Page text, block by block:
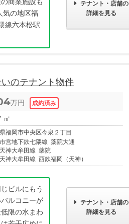
気の地区福
線六本松駅
テナント・店舗の
詳細を見る
のテナント物件
万円
㎡
福岡市中央区今泉２丁目
営地下鉄七隈線 薬院大通
神大牟田線 薬院
神大牟田線 西鉄福岡（天神）
ビルにもう
ルコニーが
限の水まわ
テナント・店舗の
詳細を見る